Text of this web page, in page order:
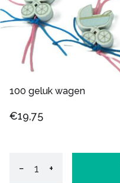
100 geluk wagen
€19,75
− +